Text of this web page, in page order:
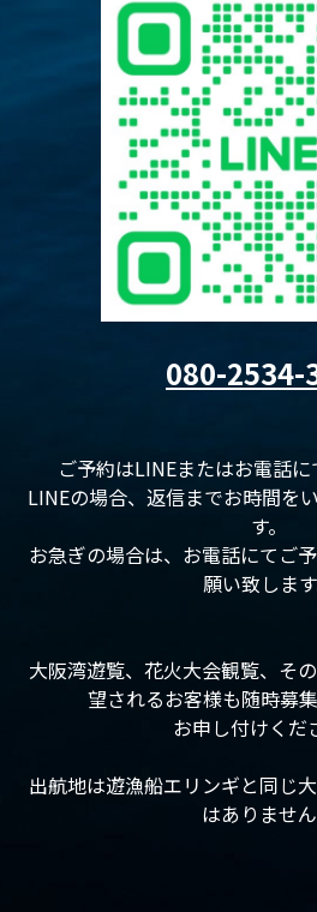
080-2534-
ご予約はLINEまたはお電話に
LINEの場合、返信までお時間を
す。
お急ぎの場合は、お電話にてご
願い致します
大阪湾遊覧、花火大会観覧、そ
望されるお客様も随時募集
お申し付けくだ
出航地は遊漁船エリンギと同じ
はありません